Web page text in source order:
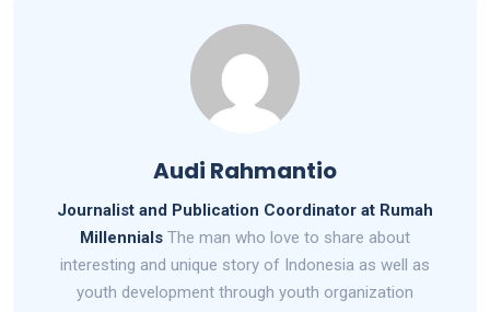
Audi Rahmantio
Journalist and Publication Coordinator at Rumah
Millennials The man who love to share about
interesting and unique story of Indonesia as well as
youth development through youth organization